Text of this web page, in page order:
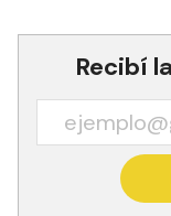
Recibí